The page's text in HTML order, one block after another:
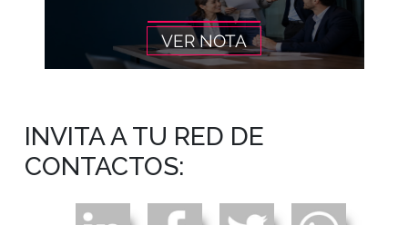
VER NOTA
INVITA A TU RED DE
CONTACTOS: